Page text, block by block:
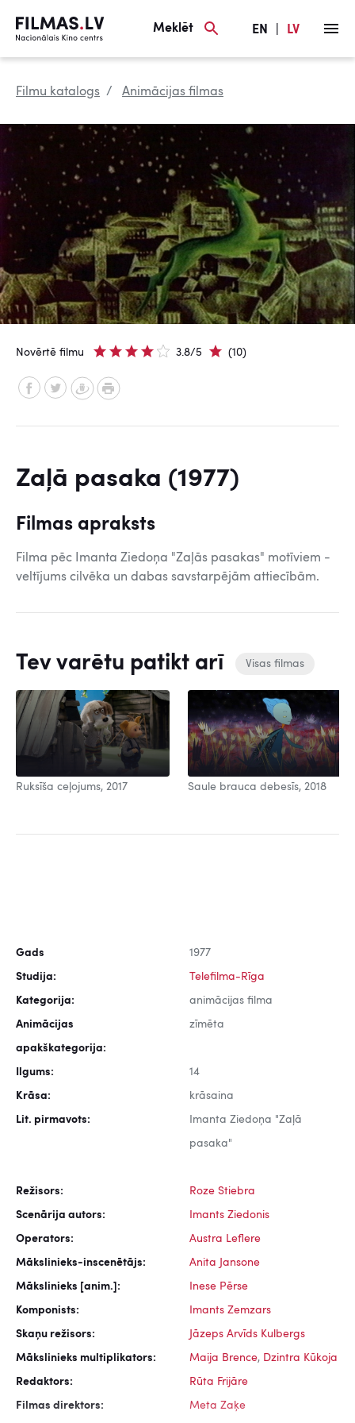
Meklēt EN LV
Filmu katalogs Animācijas filmas
Novērtē filmu 3.8/5 (10)
Zaļā pasaka (1977)
Filmas apraksts
Filma pēc Imanta Ziedoņa "Zaļās pasakas" motīviem -
veltījums cilvēka un dabas savstarpējām attiecībām.
Tev varētu patikt arī Visas filmas
Ruksīša ceļojums, 2017 Saule brauca debesīs, 2018
Gads 1977
Studija: Telefilma-Rīga
Kategorija: animācijas filma
Animācijas
apakškategorija:
zīmēta
Ilgums: 14
Krāsa: krāsaina
Lit. pirmavots: Imanta Ziedoņa "Zaļā
pasaka"
Režisors: Roze Stiebra
Scenārija autors: Imants Ziedonis
Operators: Austra Leflere
Mākslinieks-inscenētājs: Anita Jansone
Mākslinieks [anim.]: Inese Pērse
Komponists: Imants Zemzars
Skaņu režisors: Jāzeps Arvīds Kulbergs
Mākslinieks multiplikators: Maija Brence, Dzintra Kūkoja
Redaktors: Rūta Frijāre
Filmas direktors: Meta Zaķe